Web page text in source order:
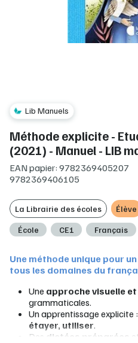
Lib Manuels
Méthode explicite -
(2021) - Manuel - LIB
EAN papier: 9782369405207
9782369406105
La Librairie des écoles Élève
École CE1 Français
Une méthode unique pour
tous les domaines du
Une approche visuelle
grammaticales.
Un apprentissage explicite :
étayer, utiliser.
Des dictées préparées